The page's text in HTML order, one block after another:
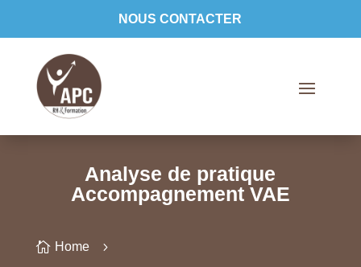
NOUS CONTACTER
Analyse de pratique
Accompagnement VAE
 Home 5